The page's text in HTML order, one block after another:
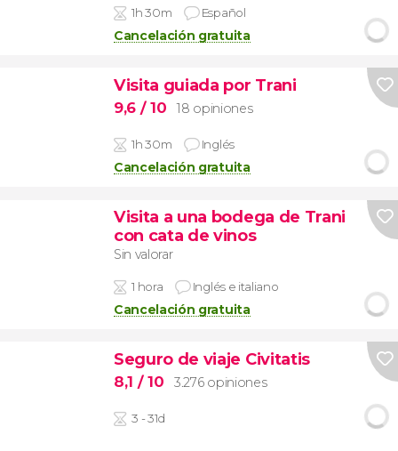
1h 30m Español
Cancelación gratuita
Visita guiada por Trani
9,6 / 10 18 opiniones
1h 30m Inglés
Cancelación gratuita
Visita a una bodega de Trani
con cata de vinos
Sin valorar
1 hora Inglés e italiano
Cancelación gratuita
Seguro de viaje Civitatis
8,1 / 10 3.276 opiniones
3 - 31d